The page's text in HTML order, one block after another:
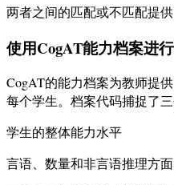
两者之间的匹配或不匹配提
使用CogAT能力档案进
CogAT的能力档案为教师提
每个学生。档案代码捕捉了三
学生的整体能力水平
言语、数量和非言语推理方